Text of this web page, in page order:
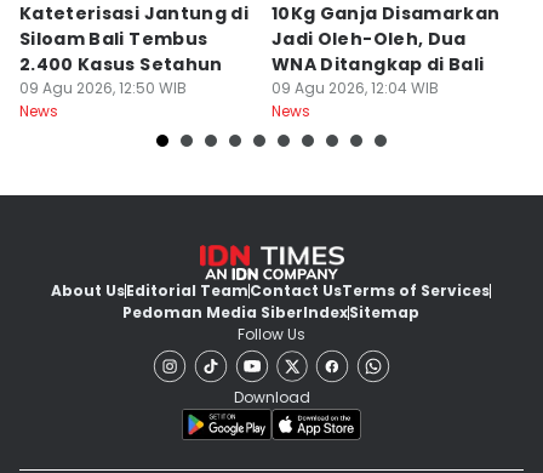
Kateterisasi Jantung di
Siloam Bali Tembus
2.400 Kasus Setahun
09 Agu 2026, 12:50 WIB
News
10Kg Ganja Disamarkan
Jadi Oleh-Oleh, Dua
WNA Ditangkap di Bali
09 Agu 2026, 12:04 WIB
News
About UsEditorial TeamContact UsTerms of Services
Pedoman Media SiberIndexSitemap
Follow Us
Download